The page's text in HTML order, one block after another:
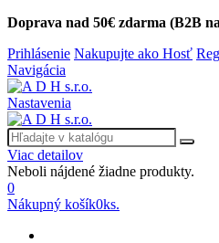
Doprava nad 50€ zdarma (B2B
Prihlásenie Nakupujte ako Hosť
Navigácia
Nastavenia
Viac detailov
Neboli nájdené žiadne produkty.
0
Nákupný košík0ks.